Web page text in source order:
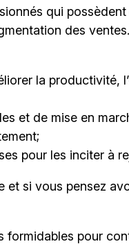
qui
des ventes.
la productivité,
et de mise en
pour les inciter à
et si vous pensez
formidables pour